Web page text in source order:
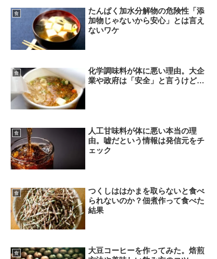
食
たんぱく加水分解物の危険性「添
加物じゃないから安心」とは言え
ないワケ
食
化学調味料が体に悪い理由。大企
業や政府は「安全」と言うけど…
食
人工甘味料が体に悪い本当の理
由。嘘だという情報は発信元をチ
ェック
食
つくしははかまを取らないと食べ
られないのか？佃煮作って食べた
結果
食
大豆コーヒーを作ってみた。焙煎